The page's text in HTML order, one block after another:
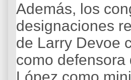
Además, los
designaciones
de Larry Devoe
como